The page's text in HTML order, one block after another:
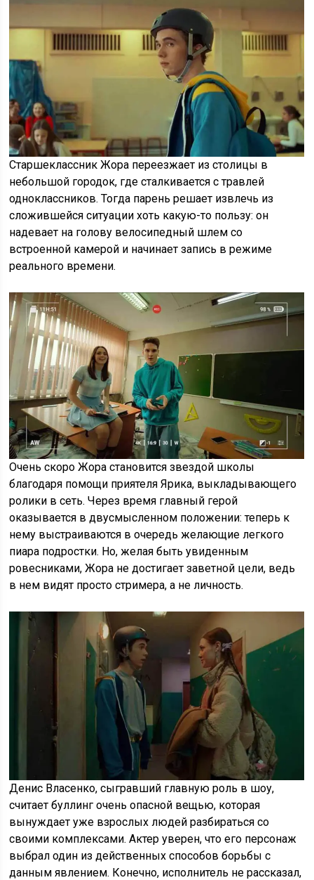
Старшеклассник Жора переезжает из столицы в
небольшой городок, где сталкивается с травлей
одноклассников. Тогда парень решает извлечь из
сложившейся ситуации хоть какую-то пользу: он
надевает на голову велосипедный шлем со
встроенной камерой и начинает запись в режиме
реального времени.
Очень скоро Жора становится звездой школы
благодаря помощи приятеля Ярика, выкладывающего
ролики в сеть. Через время главный герой
оказывается в двусмысленном положении: теперь к
нему выстраиваются в очередь желающие легкого
пиара подростки. Но, желая быть увиденным
ровесниками, Жора не достигает заветной цели, ведь
в нем видят просто стримера, а не личность.
Денис Власенко, сыгравший главную роль в шоу,
считает буллинг очень опасной вещью, которая
вынуждает уже взрослых людей разбираться со
своими комплексами. Актер уверен, что его персонаж
выбрал один из действенных способов борьбы с
данным явлением. Конечно, исполнитель не рассказал,